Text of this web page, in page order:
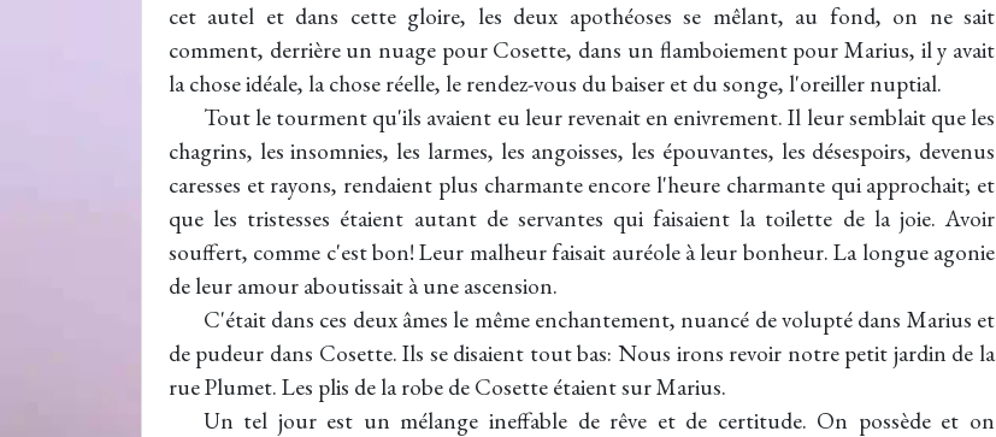
cet autel et dans cette gloire, les deux apothéoses se mêlant, au fond, on ne sait
comment, derrière un nuage pour Cosette, dans un flamboiement pour Marius, il y avait
la chose idéale, la chose réelle, le rendez-vous du baiser et du songe, l'oreiller nuptial.
Tout le tourment qu'ils avaient eu leur revenait en enivrement. Il leur semblait que les
chagrins, les insomnies, les larmes, les angoisses, les épouvantes, les désespoirs, devenus
caresses et rayons, rendaient plus charmante encore l'heure charmante qui approchait; et
que les tristesses étaient autant de servantes qui faisaient la toilette de la joie. Avoir
souffert, comme c'est bon! Leur malheur faisait auréole à leur bonheur. La longue agonie
de leur amour aboutissait à une ascension.
C'était dans ces deux âmes le même enchantement, nuancé de volupté dans Marius et
de pudeur dans Cosette. Ils se disaient tout bas: Nous irons revoir notre petit jardin de la
rue Plumet. Les plis de la robe de Cosette étaient sur Marius.
Un tel jour est un mélange ineffable de rêve et de certitude. On possède et on